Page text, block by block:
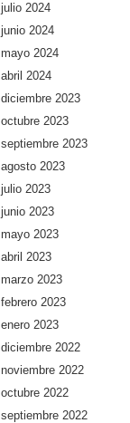
julio 2024
junio 2024
mayo 2024
abril 2024
diciembre 2023
octubre 2023
septiembre 2023
agosto 2023
julio 2023
junio 2023
mayo 2023
abril 2023
marzo 2023
febrero 2023
enero 2023
diciembre 2022
noviembre 2022
octubre 2022
septiembre 2022